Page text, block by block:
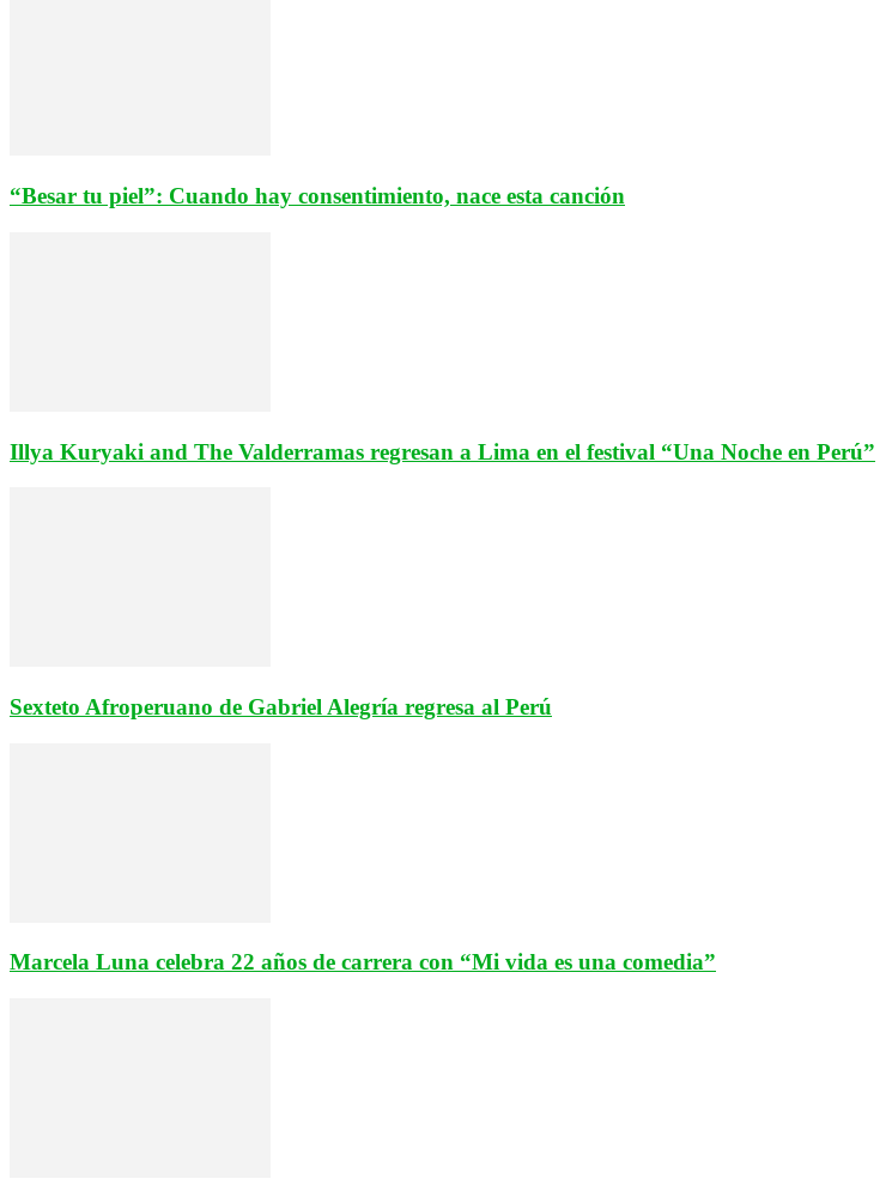
“Besar tu piel”: Cuando hay consentimiento, nace esta canción
Illya Kuryaki and The Valderramas regresan a Lima en el festival “Una Noche en Perú”
Sexteto Afroperuano de Gabriel Alegría regresa al Perú
Marcela Luna celebra 22 años de carrera con “Mi vida es una comedia”